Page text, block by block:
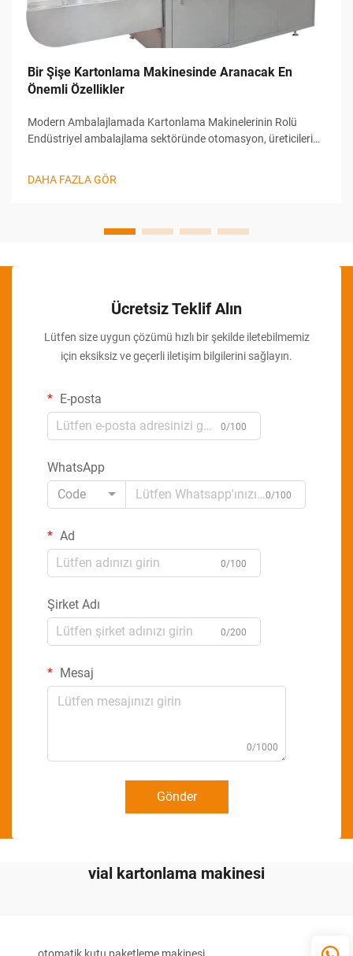
Bir Şişe Kartonlama Makinesinde Aranacak En
Önemli Özellikler
Modern Ambalajlamada Kartonlama Makinelerinin Rolü
Endüstriyel ambalajlama sektöründe otomasyon, üreticilerin
dönüştüren bir yenilikçidir. Bu inovasyonlar arasında Şişe
DAHA FAZLA GÖR
Ücretsiz Teklif Alın
Lütfen size uygun çözümü hızlı bir şekilde iletebilmemiz
için eksiksiz ve geçerli iletişim bilgilerini sağlayın.
E-posta
0/100
WhatsApp
Code
0/100
Ad
0/100
Şirket Adı
0/200
Mesaj
0/1000
Gönder
vial kartonlama makinesi